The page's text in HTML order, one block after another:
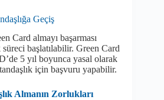
Geçiş
Card almayı başarması
başlatılabilir. Green Card
5 yıl boyunca yasal olarak
için başvuru yapabilir.
Almanın Zorlukları